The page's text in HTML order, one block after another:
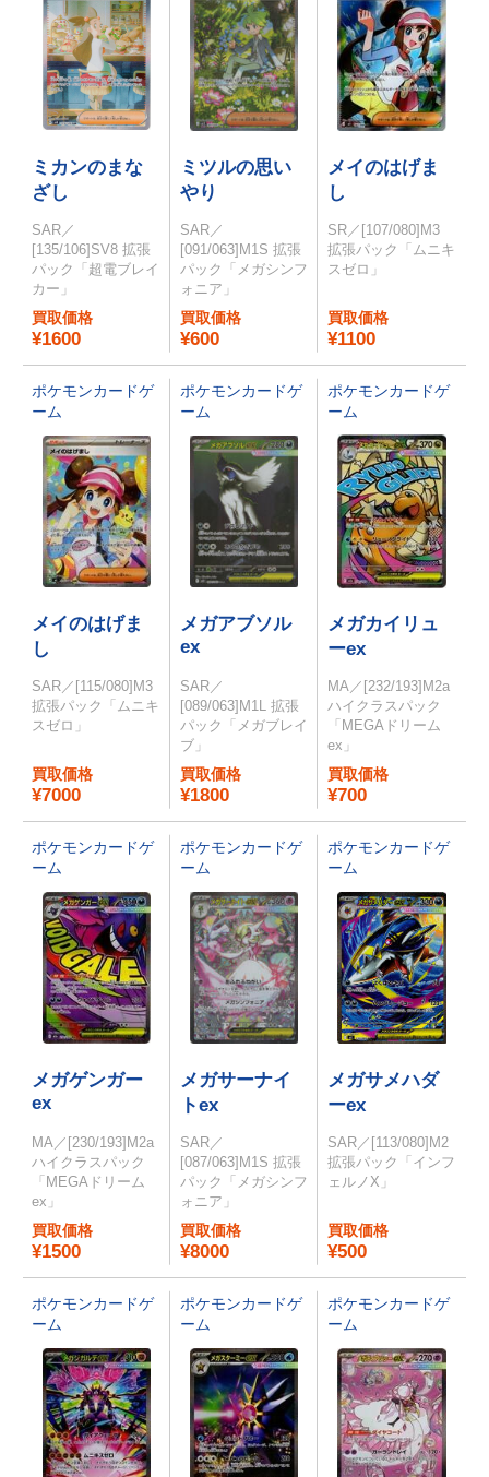
ミカンのまな
ざし
SAR／
[135/106]SV8 拡張
パック「超電ブレイ
カー」
買取価格
¥1600
ミツルの思い
やり
SAR／
[091/063]M1S 拡張
パック「メガシンフ
ォニア」
買取価格
¥600
メイのはげま
し
SR／[107/080]M3
拡張パック「ムニキ
スゼロ」
買取価格
¥1100
ポケモンカードゲ
ーム
メイのはげま
し
SAR／[115/080]M3
拡張パック「ムニキ
スゼロ」
買取価格
¥7000
ポケモンカードゲ
ーム
メガアブソル
ex
SAR／
[089/063]M1L 拡張
パック「メガブレイ
ブ」
買取価格
¥1800
ポケモンカードゲ
ーム
メガカイリュ
ーex
MA／[232/193]M2a
ハイクラスパック
「MEGAドリーム
ex」
買取価格
¥700
ポケモンカードゲ
ーム
メガゲンガー
ex
MA／[230/193]M2a
ハイクラスパック
「MEGAドリーム
ex」
買取価格
¥1500
ポケモンカードゲ
ーム
メガサーナイ
トex
SAR／
[087/063]M1S 拡張
パック「メガシンフ
ォニア」
買取価格
¥8000
ポケモンカードゲ
ーム
メガサメハダ
ーex
SAR／[113/080]M2
拡張パック「インフ
ェルノX」
買取価格
¥500
ポケモンカードゲ
ーム
ポケモンカードゲ
ーム
ポケモンカードゲ
ーム